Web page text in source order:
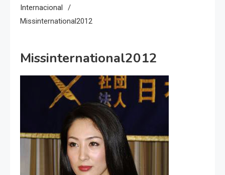
Internacional
Missinternational2012
Missinternational2012